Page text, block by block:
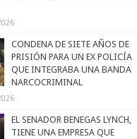
CONDENA DE SIETE AÑOS DE
PRISIÓN PARA UN EX POLICÍA
QUE INTEGRABA UNA BANDA
NARCOCRIMINAL
EL SENADOR BENEGAS LYNCH,
TIENE UNA EMPRESA QUE